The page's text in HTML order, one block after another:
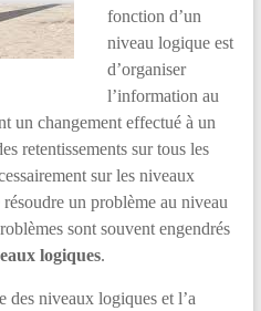
fonction d’un
niveau logique est
d’organiser
l’information au
un changement effectué à un
retentissements sur tous les
sur les niveaux
un problème au niveau
sont souvent engendrés
logiques.
des niveaux logiques et l’a